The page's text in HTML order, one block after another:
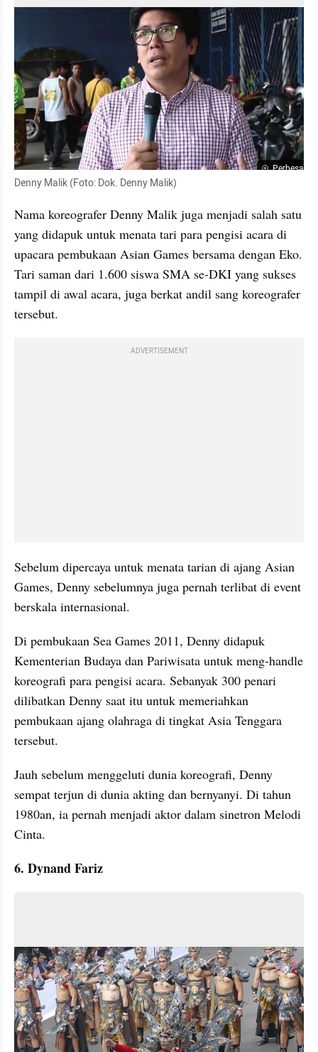
Perbesar
Denny Malik (Foto: Dok. Denny Malik)
Nama koreografer Denny Malik juga menjadi salah satu
yang didapuk untuk menata tari para pengisi acara di
upacara pembukaan Asian Games bersama dengan Eko.
Tari saman dari 1.600 siswa SMA se-DKI yang sukses
tampil di awal acara, juga berkat andil sang koreografer
tersebut.
ADVERTISEMENT
Sebelum dipercaya untuk menata tarian di ajang Asian
Games, Denny sebelumnya juga pernah terlibat di event
berskala internasional.
Di pembukaan Sea Games 2011, Denny didapuk
Kementerian Budaya dan Pariwisata untuk meng-handle
koreografi para pengisi acara. Sebanyak 300 penari
dilibatkan Denny saat itu untuk memeriahkan
pembukaan ajang olahraga di tingkat Asia Tenggara
tersebut.
Jauh sebelum menggeluti dunia koreografi, Denny
sempat terjun di dunia akting dan bernyanyi. Di tahun
1980an, ia pernah menjadi aktor dalam sinetron Melodi
Cinta.
6. Dynand Fariz